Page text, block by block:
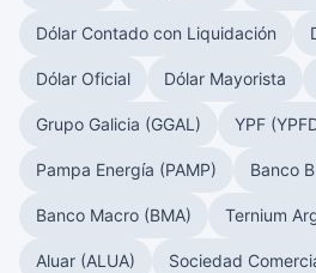
Dólar Contado con Liquidación
Dólar Oficial Dólar Mayorista
Grupo Galicia (GGAL) YPF
Pampa Energía (PAMP) Banco
Banco Macro (BMA) Ternium
Aluar (ALUA) Sociedad